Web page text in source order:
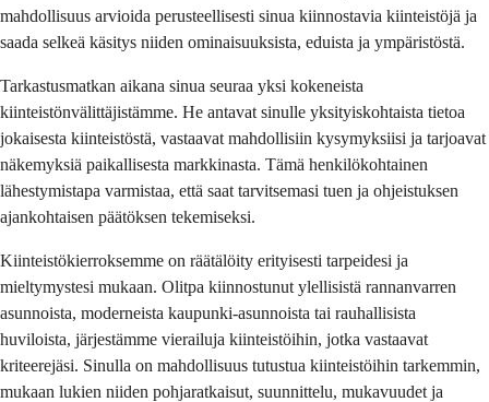
mahdollisuus arvioida perusteellisesti sinua kiinnostavia kiinteistöjä ja
saada selkeä käsitys niiden ominaisuuksista, eduista ja ympäristöstä.
Tarkastusmatkan aikana sinua seuraa yksi kokeneista
kiinteistönvälittäjistämme. He antavat sinulle yksityiskohtaista tietoa
jokaisesta kiinteistöstä, vastaavat mahdollisiin kysymyksiisi ja tarjoavat
näkemyksiä paikallisesta markkinasta. Tämä henkilökohtainen
lähestymistapa varmistaa, että saat tarvitsemasi tuen ja ohjeistuksen
ajankohtaisen päätöksen tekemiseksi.
Kiinteistökierroksemme on räätälöity erityisesti tarpeidesi ja
mieltymystesi mukaan. Olitpa kiinnostunut ylellisistä rannanvarren
asunnoista, moderneista kaupunki-asunnoista tai rauhallisista
huviloista, järjestämme vierailuja kiinteistöihin, jotka vastaavat
kriteerejäsi. Sinulla on mahdollisuus tutustua kiinteistöihin tarkemmin,
mukaan lukien niiden pohjaratkaisut, suunnittelu, mukavuudet ja